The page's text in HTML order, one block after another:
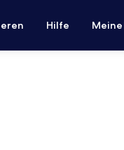
Hilfe Meine